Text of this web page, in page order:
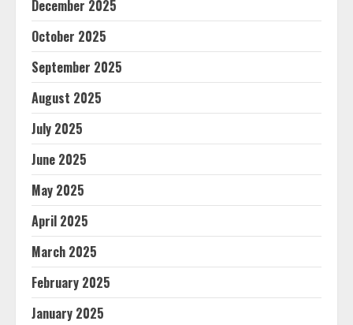
December 2025
October 2025
September 2025
August 2025
July 2025
June 2025
May 2025
April 2025
March 2025
February 2025
January 2025